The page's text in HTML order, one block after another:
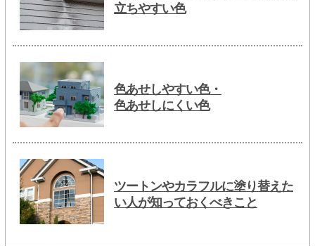
立ちやすい色
色あせしやすい色・
色あせしにくい色
ツートンやカラフルに塗り替えた
い人が知っておくべきこと